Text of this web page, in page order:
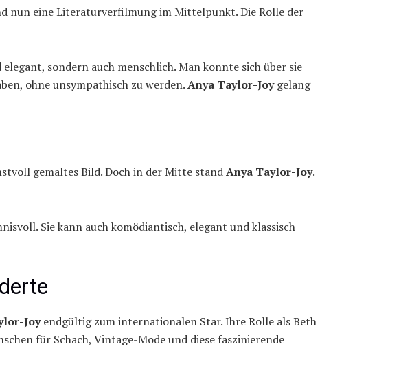
nun eine Literaturverfilmung im Mittelpunkt. Die Rolle der
sondern auch menschlich. Man konnte sich über sie
ohne unsympathisch zu werden.Anya Taylor-Joygelang
gemaltes Bild. Doch in der Mitte standAnya Taylor-Joy.
Sie kann auch komödiantisch, elegant und klassisch
Joyendgültig zum internationalen Star. Ihre Rolle als Beth
für Schach, Vintage-Mode und diese faszinierende